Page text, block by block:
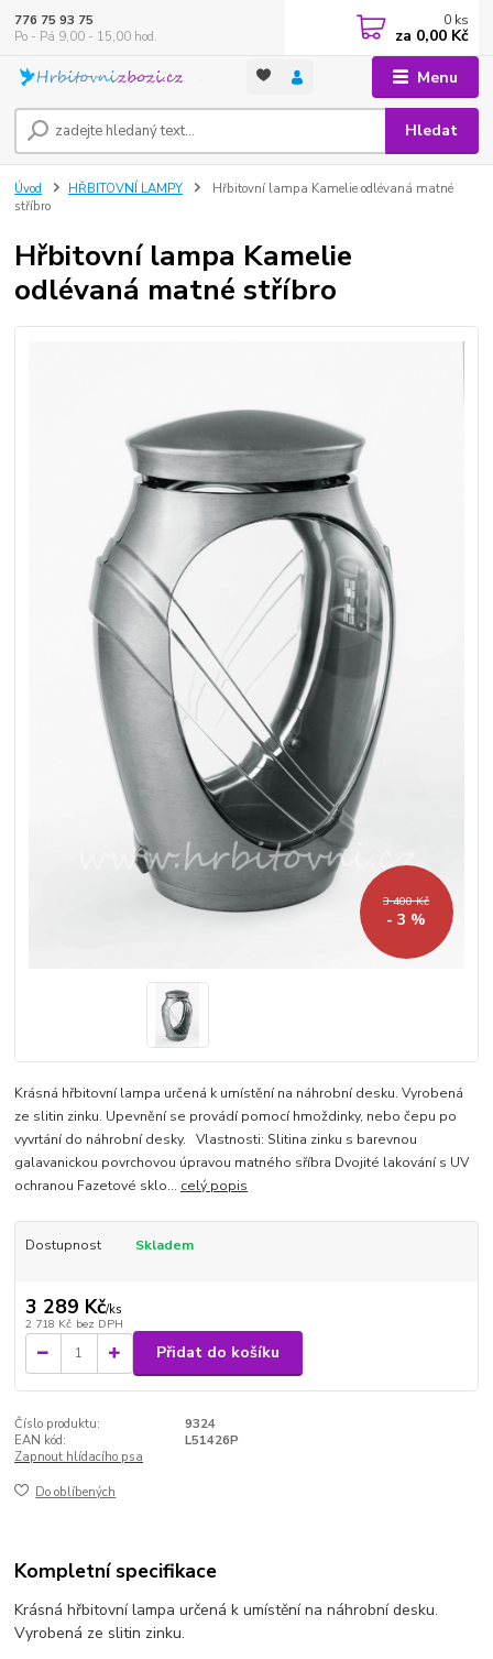
Menu
Hledat
776 75 93 75
Po - Pá 9,00 - 15,00 hod.
0 ks
za 0,00 Kč
Úvod HŘBITOVNÍ LAMPY
Hřbitovní lampa Kamelie odlévaná matné
stříbro
Hřbitovní lampa Kamelie
odlévaná matné stříbro
3 400 Kč
- 3 %
Krásná hřbitovní lampa určená k umístění na náhrobní desku. Vyrobená
ze slitin zinku. Upevnění se provádí pomocí hmoždinky, nebo čepu po
vyvrtání do náhrobní desky. Vlastnosti: Slitina zinku s barevnou
galavanickou povrchovou úpravou matného sříbra Dvojité lakování s UV
ochranou Fazetové sklo... celý popis
Dostupnost Skladem
3 289 Kč/ks
2 718 Kč bez DPH
Přidat do košíku
Číslo produktu:
9324
EAN kód:
L51426P
Zapnout hlídacího psa
Do oblíbených
Kompletní specifikace
Krásná hřbitovní lampa určená k umístění na náhrobní desku.
Vyrobená ze slitin zinku.